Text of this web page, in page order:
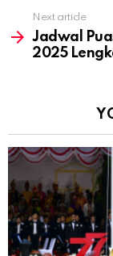
Next article
Jadwal
2025